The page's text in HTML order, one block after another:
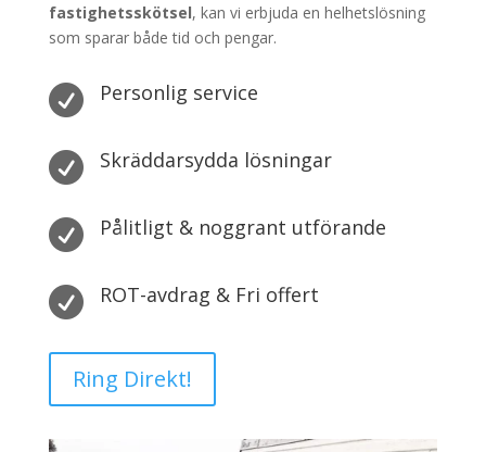
fastighetsskötsel, kan vi erbjuda en helhetslösning
som sparar både tid och pengar.
 Personlig service
 Skräddarsydda lösningar
 Pålitligt & noggrant utförande
 ROT-avdrag & Fri offert
Ring Direkt!